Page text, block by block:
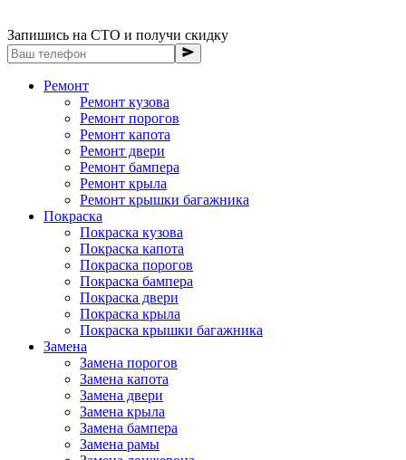
Запишись на СТО и получи скидку
Ремонт
Ремонт кузова
Ремонт порогов
Ремонт капота
Ремонт двери
Ремонт бампера
Ремонт крыла
Ремонт крышки багажника
Покраска
Покраска кузова
Покраска капота
Покраска порогов
Покраска бампера
Покраска двери
Покраска крыла
Покраска крышки багажника
Замена
Замена порогов
Замена капота
Замена двери
Замена крыла
Замена бампера
Замена рамы